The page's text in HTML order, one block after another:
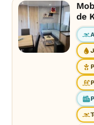
de